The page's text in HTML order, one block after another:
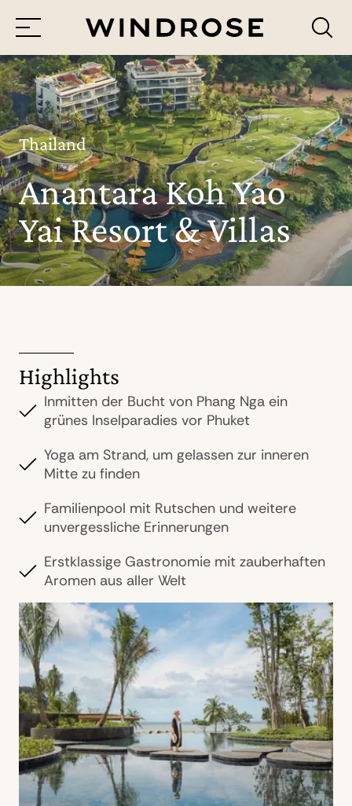
Menü
Reiseziele
Reisethemen
Jetzt Anfrage senden
Thailand
Anantara Koh Yao
Yai Resort & Villas
Highlights
Inmitten der Bucht von Phang Nga ein
grünes Inselparadies vor Phuket
Yoga am Strand, um gelassen zur inneren
Mitte zu finden
Familienpool mit Rutschen und weitere
unvergessliche Erinnerungen
Erstklassige Gastronomie mit zauberhaften
Aromen aus aller Welt